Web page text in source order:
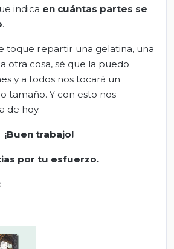
indica en cuántas partes se
.
toque repartir una gelatina, una
otra cosa, sé que la puedo
y a todos nos tocará un
tamaño. Y con esto nos
de hoy.
¡Buen trabajo!
por tu esfuerzo.